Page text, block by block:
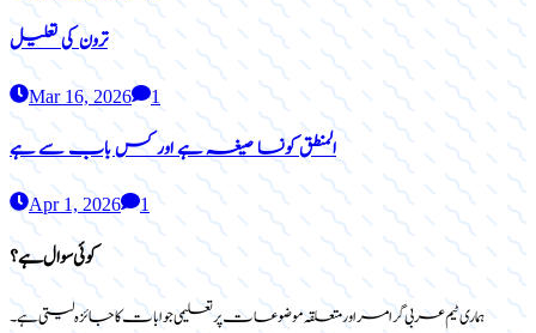
ترون کی تعلیل
Mar 16, 2026 1
المنطق کونسا صیغہ ہے اور کس باب سے ہے
Apr 1, 2026 1
کوئی سوال ہے؟
ہماری ٹیم عربی گرامر اور متعلقہ موضوعات پر تعلیمی جوابات کا جائزہ لیتی ہے۔